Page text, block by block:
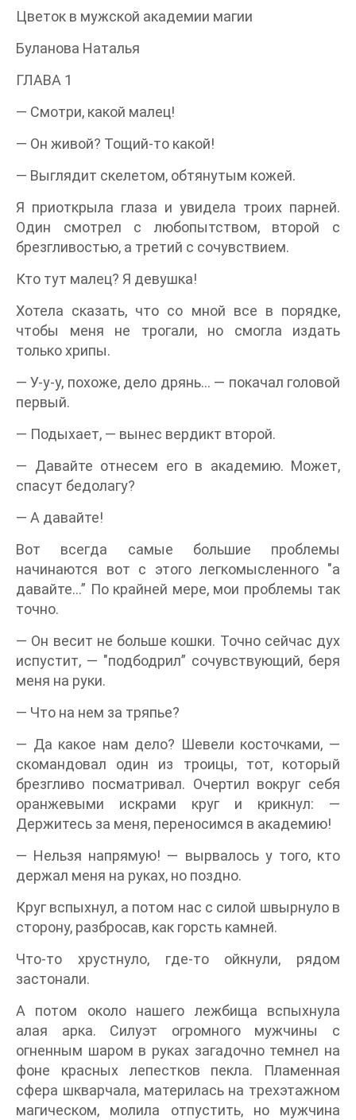
Цветок в мужской академии магии
Буланова Наталья
ГЛАВА 1
— Смотри, какой малец!
— Он живой? Тощий-то какой!
— Выглядит скелетом, обтянутым кожей.
Я приоткрыла глаза и увидела троих парней.
Один смотрел с любопытством, второй с
брезгливостью, а третий с сочувствием.
Кто тут малец? Я девушка!
Хотела сказать, что со мной все в порядке,
чтобы меня не трогали, но смогла издать
только хрипы.
— У-у-у, похоже, дело дрянь… — покачал головой
первый.
— Подыхает, — вынес вердикт второй.
— Давайте отнесем его в академию. Может,
спасут бедолагу?
— А давайте!
Вот всегда самые большие проблемы
начинаются вот с этого легкомысленного "а
давайте…” По крайней мере, мои проблемы так
точно.
— Он весит не больше кошки. Точно сейчас дух
испустит, — "подбодрил” сочувствующий, беря
меня на руки.
— Что на нем за тряпье?
— Да какое нам дело? Шевели косточками, —
скомандовал один из троицы, тот, который
брезгливо посматривал. Очертил вокруг себя
оранжевыми искрами круг и крикнул: —
Держитесь за меня, переносимся в академию!
— Нельзя напрямую! — вырвалось у того, кто
держал меня на руках, но поздно.
Круг вспыхнул, а потом нас с силой швырнуло в
сторону, разбросав, как горсть камней.
Что-то хрустнуло, где-то ойкнули, рядом
застонали.
А потом около нашего лежбища вспыхнула
алая арка. Силуэт огромного мужчины с
огненным шаром в руках загадочно темнел на
фоне красных лепестков пекла. Пламенная
сфера шкварчала, материлась на трехэтажном
магическом, молила отпустить, но мужчина